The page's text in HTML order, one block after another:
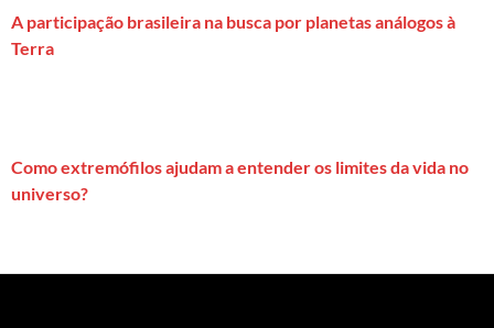
A participação brasileira na busca por planetas análogos à
Terra
Como extremófilos ajudam a entender os limites da vida no
universo?